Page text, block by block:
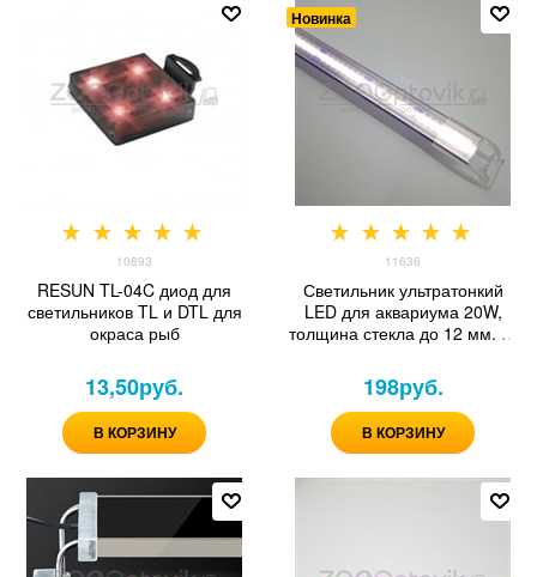
10893
RESUN TL-04C диод для
светильников TL и DTL для
окраса рыб
13,50руб.
В КОРЗИНУ
Новинка
11636
Светильник ультратонкий
LED для аквариума 20W,
толщина стекла до 12 мм. р-
198руб.
В КОРЗИНУ